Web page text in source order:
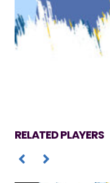
RELATED PLAYERS